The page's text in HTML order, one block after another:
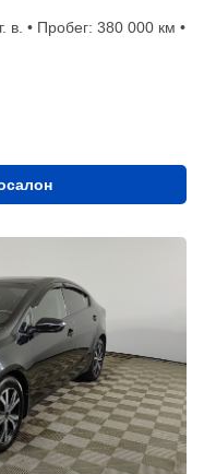
в. • Пробег: 380 000 км •